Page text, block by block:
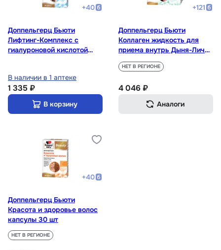
+40
Доппельгерц Бьюти
Лифтинг-Комплекс с
гиалуроновой кислотой
В наличии в 1 аптеке
1 335 ₽
В корзину
+121
Доппельгерц Бьюти
Коллаген жидкость для
приема внутрь Дыня-Личи
25 мл 30 шт
НЕТ В РЕГИОНЕ
4 046 ₽
Аналоги
+40
Доппельгерц Бьюти
Красота и здоровье волос
капсулы 30 шт
НЕТ В РЕГИОНЕ